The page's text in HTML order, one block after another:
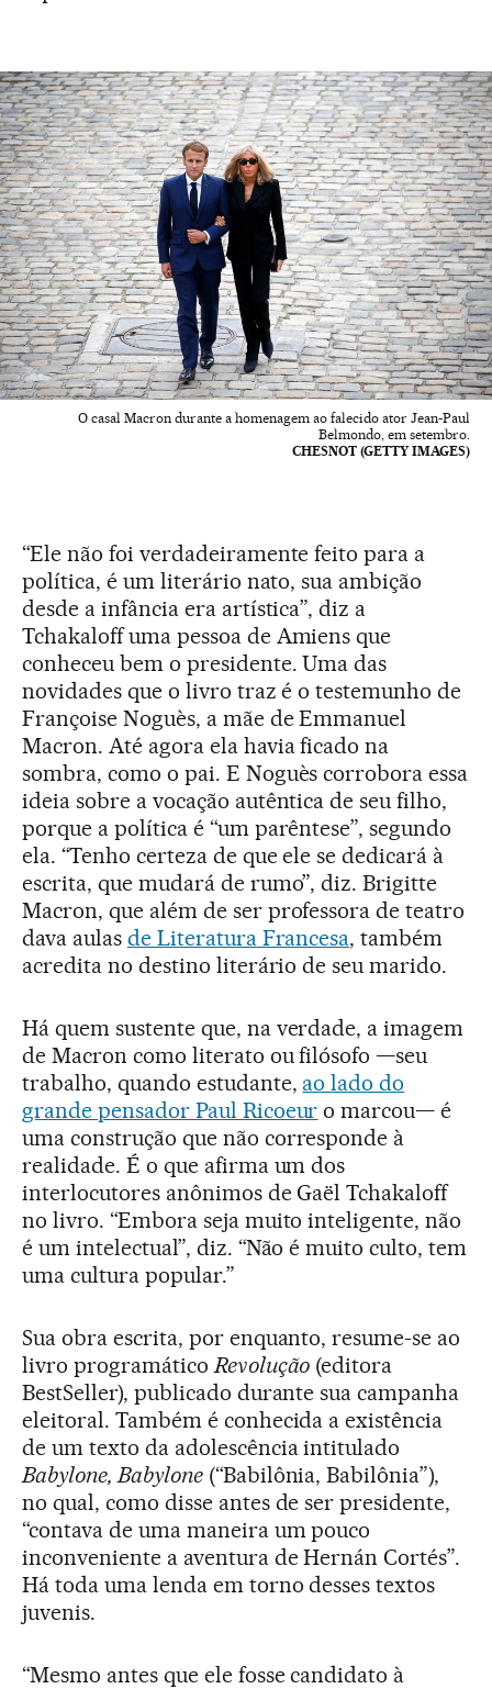
O casal Macron durante a homenagem ao falecido ator Jean-Paul
Belmondo, em setembro.
CHESNOT (GETTY IMAGES)
“Ele não foi verdadeiramente feito para a
política, é um literário nato, sua ambição
desde a infância era artística”, diz a
Tchakaloff uma pessoa de Amiens que
conheceu bem o presidente. Uma das
novidades que o livro traz é o testemunho de
Françoise Noguès, a mãe de Emmanuel
Macron. Até agora ela havia ficado na
sombra, como o pai. E Noguès corrobora essa
ideia sobre a vocação autêntica de seu filho,
porque a política é “um parêntese”, segundo
ela. “Tenho certeza de que ele se dedicará à
escrita, que mudará de rumo”, diz. Brigitte
Macron, que além de ser professora de teatro
dava aulas de Literatura Francesa, também
acredita no destino literário de seu marido.
Há quem sustente que, na verdade, a imagem
de Macron como literato ou filósofo —seu
trabalho, quando estudante, ao lado do
grande pensador Paul Ricoeur o marcou— é
uma construção que não corresponde à
realidade. É o que afirma um dos
interlocutores anônimos de Gaël Tchakaloff
no livro. “Embora seja muito inteligente, não
é um intelectual”, diz. “Não é muito culto, tem
uma cultura popular.”
Sua obra escrita, por enquanto, resume-se ao
livro programático Revolução (editora
BestSeller), publicado durante sua campanha
eleitoral. Também é conhecida a existência
de um texto da adolescência intitulado
Babylone, Babylone(“Babilônia, Babilônia”),
no qual, como disse antes de ser presidente,
“contava de uma maneira um pouco
inconveniente a aventura de Hernán Cortés”.
Há toda uma lenda em torno desses textos
juvenis.
“Mesmo antes que ele fosse candidato à